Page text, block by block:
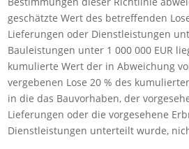
geschätzte Wert des betreffenden
Lieferungen oder Dienstleistungen
Bauleistungen unter 1 000 000 EUR
kumulierte Wert der in Abweichung
vergebenen Lose 20 % des
in die das Bauvorhaben, der
Lieferungen oder die vorgesehene
Dienstleistungen unterteilt wurde,